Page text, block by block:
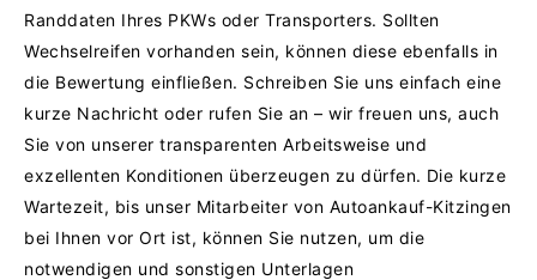
Randdaten Ihres PKWs oder Transporters. Sollten
Wechselreifen vorhanden sein, können diese ebenfalls in
die Bewertung einfließen. Schreiben Sie uns einfach eine
kurze Nachricht oder rufen Sie an – wir freuen uns, auch
Sie von unserer transparenten Arbeitsweise und
exzellenten Konditionen überzeugen zu dürfen. Die kurze
Wartezeit, bis unser Mitarbeiter von Autoankauf-Kitzingen
bei Ihnen vor Ort ist, können Sie nutzen, um die
notwendigen und sonstigen Unterlagen